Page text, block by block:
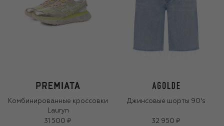
Комбинированные кроссовки
Lauryn
31 500 ₽
Джинсовые шорты 90's
32 950 ₽